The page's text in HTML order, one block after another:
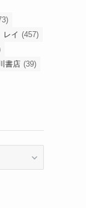
レイ (457)
書店 (39)